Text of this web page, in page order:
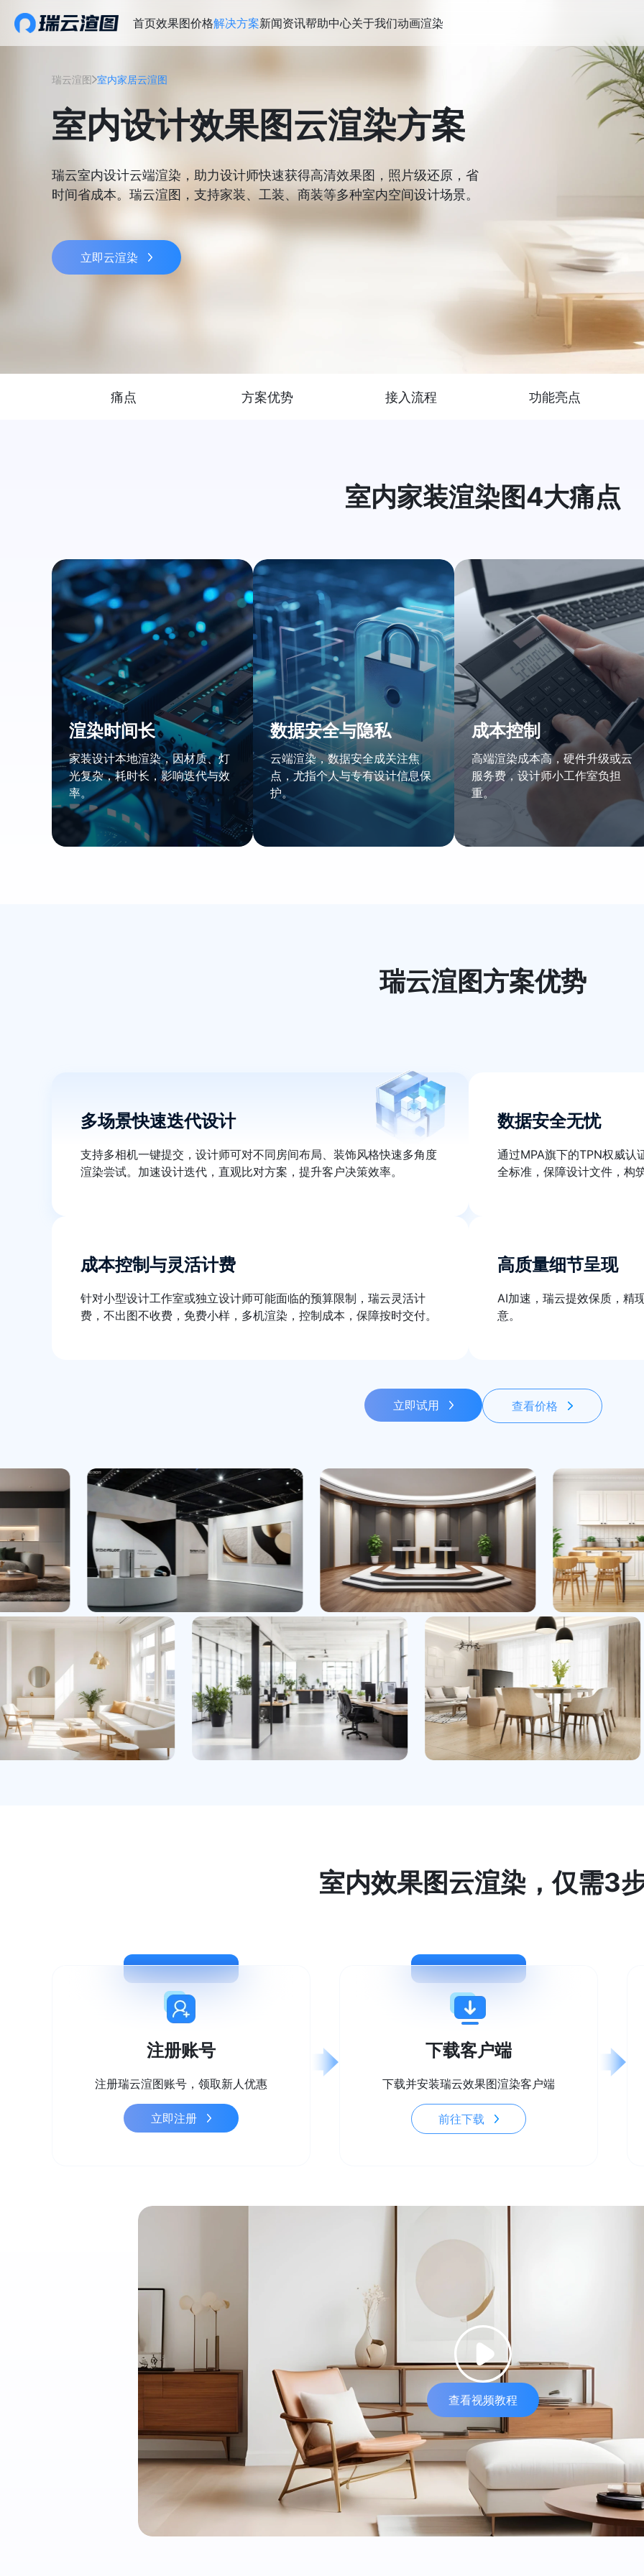
首页效果图价格解决方案新闻资讯帮助中心关于我们动画渲染
瑞云渲图 室内家居云渲图
室内设计效果图云渲染方案
瑞云室内设计云端渲染，助力设计师快速获得高清效果图，照片级还原，省
时间省成本。瑞云渲图，支持家装、工装、商装等多种室内空间设计场景。
立即云渲染
痛点 方案优势 接入流程 功能亮点
室内家装渲染图4大痛点
渲染时间长
家装设计本地渲染，因材质、灯
光复杂，耗时长，影响迭代与效
率。
数据安全与隐私
云端渲染，数据安全成关注焦
点，尤指个人与专有设计信息保
护。
成本控制
高端渲染成本高，硬件升级或云
服务费，设计师小工作室负担
重。
瑞云渲图方案优势
多场景快速迭代设计
支持多相机一键提交，设计师可对不同房间布局、装饰风格快速多角度
渲染尝试。加速设计迭代，直观比对方案，提升客户决策效率。
数据安全无忧
通过MPA旗下的TPN权威认
全标准，保障设计文件，构
成本控制与灵活计费
针对小型设计工作室或独立设计师可能面临的预算限制，瑞云灵活计
费，不出图不收费，免费小样，多机渲染，控制成本，保障按时交付。
高质量细节呈现
AI加速，瑞云提效保质，精
意。
立即试用 查看价格
室内效果图云渲染，仅需3
注册账号
注册瑞云渲图账号，领取新人优惠
立即注册
下载客户端
下载并安装瑞云效果图渲染客户端
前往下载
查看视频教程